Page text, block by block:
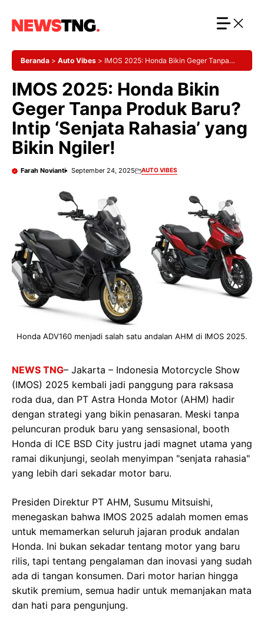
Beranda > Auto Vibes > IMOS 2025: Honda Bikin Geger Tanpa
IMOS 2025: Honda Bikin
Geger Tanpa Produk Baru?
Intip ‘Senjata Rahasia’ yang
Bikin Ngiler!
Farah Novianti September 24, 2025 AUTO VIBES
Honda ADV160 menjadi salah satu andalan AHM di IMOS 2025.
NEWS TNG– Jakarta – Indonesia Motorcycle Show
(IMOS) 2025 kembali jadi panggung para raksasa
roda dua, dan PT Astra Honda Motor (AHM) hadir
dengan strategi yang bikin penasaran. Meski tanpa
peluncuran produk baru yang sensasional, booth
Honda di ICE BSD City justru jadi magnet utama yang
ramai dikunjungi, seolah menyimpan "senjata rahasia"
yang lebih dari sekadar motor baru.
Presiden Direktur PT AHM, Susumu Mitsuishi,
menegaskan bahwa IMOS 2025 adalah momen emas
untuk memamerkan seluruh jajaran produk andalan
Honda. Ini bukan sekadar tentang motor yang baru
rilis, tapi tentang pengalaman dan inovasi yang sudah
ada di tangan konsumen. Dari motor harian hingga
skutik premium, semua hadir untuk memanjakan mata
dan hati para pengunjung.